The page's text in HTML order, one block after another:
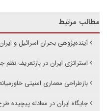
مطالب مرتبط
آینده‌پژوهی بحران اسرائیل و
استراتژی ایران در بازتعریف نظم
بازطراحی معماری امنیتی
جایگاه ایران در معادله پیچیده